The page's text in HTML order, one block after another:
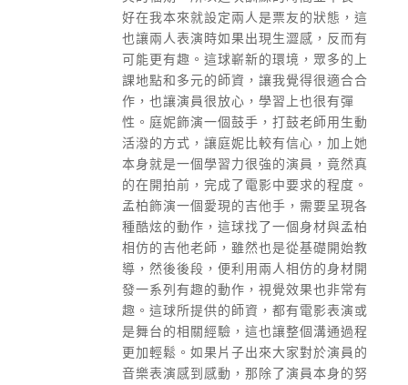
好在我本來就設定兩人是票友的狀態， 這
也讓兩人表演時如果出現生澀感，反而有
可能更有趣。 這球嶄新的環境，眾多的上
課地點和多元的師資， 讓我覺得很適合合
作，也讓演員很放心，學習上也很有彈
性。庭妮飾演一個鼓手，打鼓老師用生動
活潑的方式， 讓庭妮比較有信心，加上她
本身就是一個學習力很強的演員， 竟然真
的在開拍前，完成了電影中要求的程度。
孟柏飾演一個愛現的吉他手，需要呈現各
種酷炫的動作， 這球找了一個身材與孟柏
相仿的吉他老師， 雖然也是從基礎開始教
導，然後後段， 便利用兩人相仿的身材開
發一系列有趣的動作， 視覺效果也非常有
趣。這球所提供的師資，都有電影表演或
是舞台的相關經驗， 這也讓整個溝通過程
更加輕鬆。 如果片子出來大家對於演員的
音樂表演感到感動， 那除了演員本身的努